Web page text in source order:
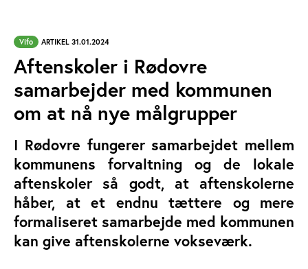
Vifo ARTIKEL 31.01.2024
Aftenskoler i Rødovre
samarbejder med kommunen
om at nå nye målgrupper
I Rødovre fungerer samarbejdet mellem
kommunens forvaltning og de lokale
aftenskoler så godt, at aftenskolerne
håber, at et endnu tættere og mere
formaliseret samarbejde med kommunen
kan give aftenskolerne vokseværk.